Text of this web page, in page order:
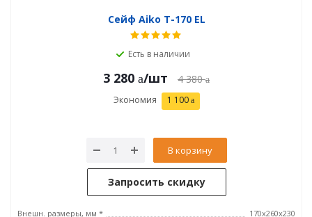
Сейф Aiko T-170 EL
Есть в наличии
3 280 /шт 4 380
Экономия 1 100
В корзину
Запросить скидку
Внешн. размеры, мм *
170x260x230